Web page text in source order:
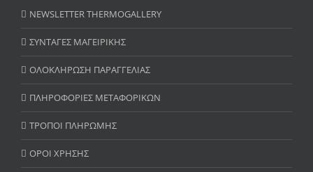
NEWSLETTER THERMOGALLERY
ΣΥΝΤΑΓΕΣ ΜΑΓΕΙΡΙΚΗΣ
ΟΛΟΚΛΗΡΩΣΗ ΠΑΡΑΓΓΕΛΙΑΣ
ΠΛΗΡΟΦΟΡΙΕΣ ΜΕΤΑΦΟΡΙΚΩΝ
ΤΡΟΠΟΙ ΠΛΗΡΩΜΗΣ
ΟΡΟΙ ΧΡΗΣΗΣ